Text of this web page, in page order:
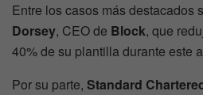
Entre los casos más destacados
Dorsey, CEO de Block, que
40% de su plantilla durante este
Por su parte, Standard